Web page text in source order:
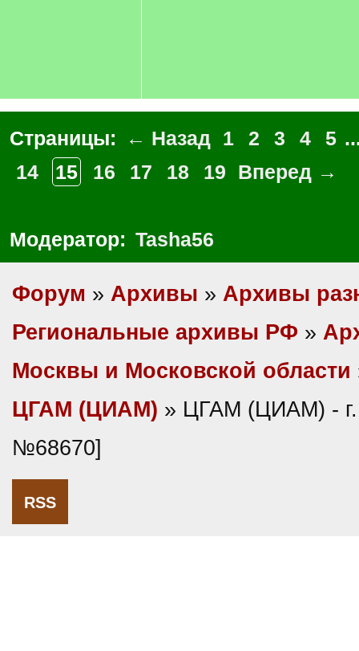
Страницы: ← Назад 1 2 3 4 5
14
15 16 17 18 19 Вперед →
Модератор: Tasha56
Форум » Архивы » Архивы
Региональные архивы РФ »
Москвы и Московской области
ЦГАМ (ЦИАМ) » ЦГАМ (ЦИАМ) - г.
№68670]
RSS